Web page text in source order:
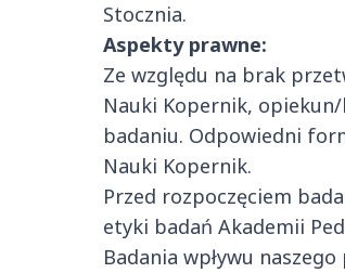
Stocznia.
Aspekty prawne:
Ze względu na brak
Nauki Kopernik,
badaniu. Odpowiedni
Nauki Kopernik.
Przed rozpoczęciem
etyki badań Akademii
Badania wpływu